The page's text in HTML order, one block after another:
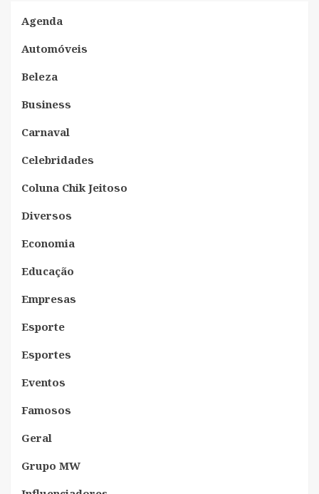
Agenda
Automóveis
Beleza
Business
Carnaval
Celebridades
Coluna Chik Jeitoso
Diversos
Economia
Educação
Empresas
Esporte
Esportes
Eventos
Famosos
Geral
Grupo MW